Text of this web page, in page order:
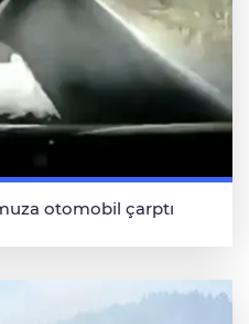
Bursa'da yola fırlayan domuza otomobil çarptı